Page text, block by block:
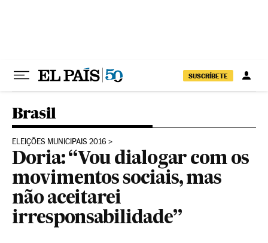
SUSCRÍBETE
Brasil
ELEIÇÕES MUNICIPAIS 2016
Doria: “Vou dialogar com os
movimentos sociais, mas
não aceitarei
irresponsabilidade”